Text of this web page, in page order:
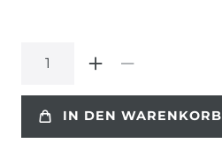
IN DEN WARENKORB